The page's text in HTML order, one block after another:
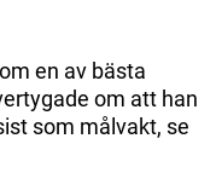
en av bästa
om att han
som målvakt, se